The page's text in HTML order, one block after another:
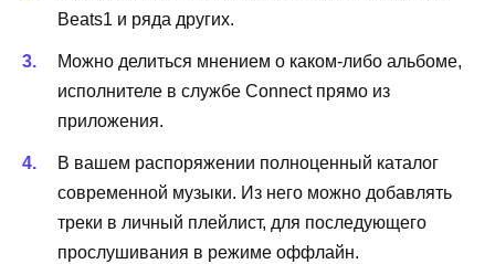
Beats1 и ряда других.
Можно делиться мнением о каком-либо альбоме,
исполнителе в службе Connectпрямо из
приложения.
В вашем распоряжении полноценный каталог
современной музыки. Из него можно добавлять
треки в личный плейлист, для последующего
прослушивания в режиме оффлайн.